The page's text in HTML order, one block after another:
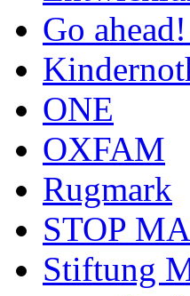
Go
ONE
OXFAM
Rugmark
STOP
Stiftung